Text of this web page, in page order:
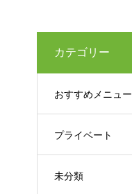
カテゴリー
おすすめメニュー
プライベート
未分類